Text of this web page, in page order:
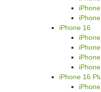
iPhone 16
iPhone 16